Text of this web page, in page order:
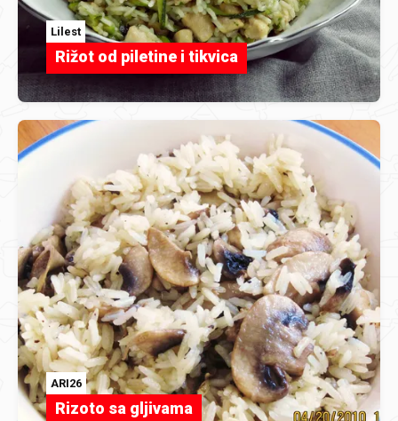
Lilest
Rižot od piletine i tikvica
ARI26
Rizoto sa gljivama